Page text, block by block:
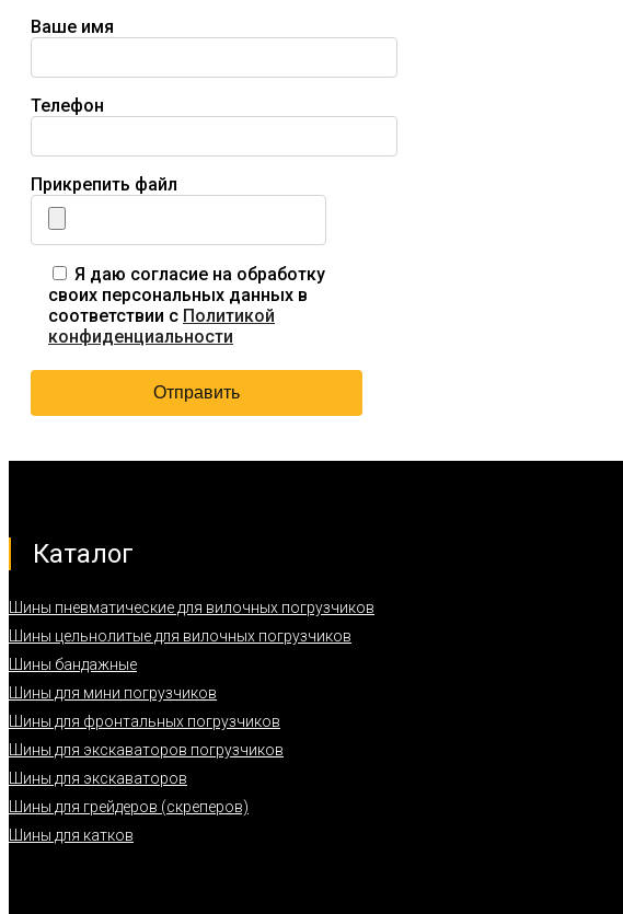
Ваше имя
Телефон
Прикрепить файл
Я даю согласие на обработку
своих персональных данных в
соответствии с Политикой
конфиденциальности
Каталог
Шины пневматические для вилочных погрузчиков
Шины цельнолитые для вилочных погрузчиков
Шины бандажные
Шины для мини погрузчиков
Шины для фронтальных погрузчиков
Шины для экскаваторов погрузчиков
Шины для экскаваторов
Шины для грейдеров (скреперов)
Шины для катков